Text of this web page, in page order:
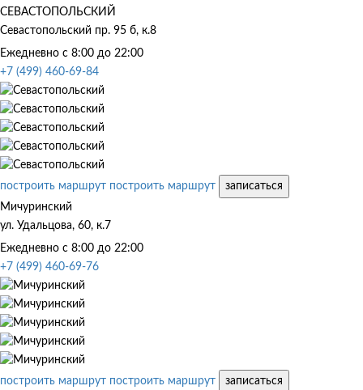
СЕВАСТОПОЛЬСКИЙ
Севастопольский пр. 95 б, к.8
Ежедневно с 8:00 до 22:00
+7 (499) 460-69-84
построить маршрут построить маршрут
записаться
Мичуринский
ул. Удальцова, 60, к.7
Ежедневно с 8:00 до 22:00
+7 (499) 460-69-76
построить маршрут построить маршрут
записаться